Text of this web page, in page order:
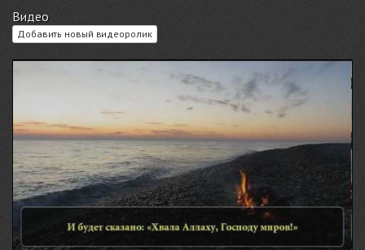
Видео
Добавить новый видеоролик